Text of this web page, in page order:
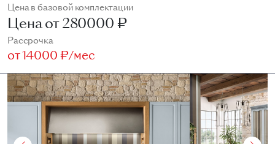
Цена в базовой комплектации
Цена от280000 ₽
Рассрочка
от14000 ₽/мес